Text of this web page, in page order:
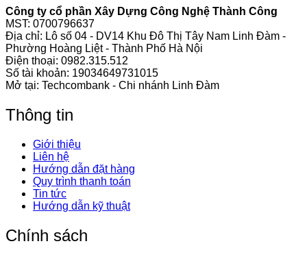
Công ty cổ phần Xây Dựng Công Nghệ Thành Công
MST: 0700796637
Địa chỉ: Lô số 04 - DV14 Khu Đô Thị Tây Nam Linh Đàm -
Phường Hoàng Liệt - Thành Phố Hà Nội
Điện thoại: 0982.315.512
Số tài khoản: 19034649731015
Mở tại: Techcombank - Chi nhánh Linh Đàm
Thông tin
Giới thiệu
Liên hệ
Hướng dẫn đặt hàng
Quy trình thanh toán
Tin tức
Hướng dẫn kỹ thuật
Chính sách